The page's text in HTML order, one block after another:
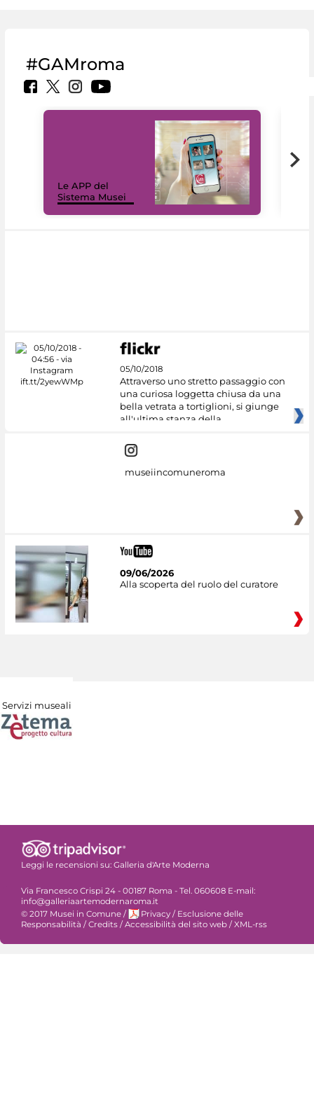
#GAMroma
Le APP del
Sistema Musei
05/10/2018
Attraverso uno stretto passaggio con
una curiosa loggetta chiusa da una
bella vetrata a tortiglioni, si giunge
all'ultima stanza della
museiincomuneroma
09/06/2026
Alla scoperta del ruolo del curatore
Servizi museali
Leggi le recensioni su: Galleria d'Arte Moderna
Via Francesco Crispi 24 - 00187 Roma - Tel. 060608 E-mail:
info@galleriaartemodernaroma.it
© 2017 Musei in Comune / Privacy / Esclusione delle
Responsabilità /Credits /Accessibilità del sito web /XML-rss